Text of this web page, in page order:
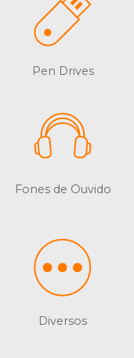
Pen Drives
Fones de Ouvido
Diversos